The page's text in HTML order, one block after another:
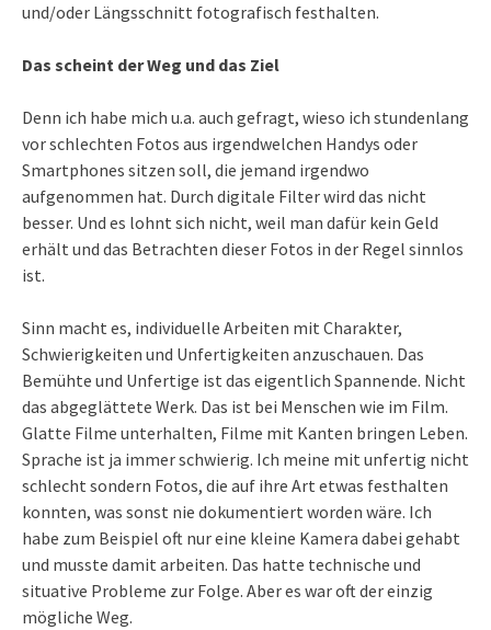
und/oder Längsschnitt fotografisch festhalten.
Das scheint der Weg und das Ziel
Denn ich habe mich u.a. auch gefragt, wieso ich stundenlang
vor schlechten Fotos aus irgendwelchen Handys oder
Smartphones sitzen soll, die jemand irgendwo
aufgenommen hat. Durch digitale Filter wird das nicht
besser. Und es lohnt sich nicht, weil man dafür kein Geld
erhält und das Betrachten dieser Fotos in der Regel sinnlos
ist.
Sinn macht es, individuelle Arbeiten mit Charakter,
Schwierigkeiten und Unfertigkeiten anzuschauen. Das
Bemühte und Unfertige ist das eigentlich Spannende. Nicht
das abgeglättete Werk. Das ist bei Menschen wie im Film.
Glatte Filme unterhalten, Filme mit Kanten bringen Leben.
Sprache ist ja immer schwierig. Ich meine mit unfertig nicht
schlecht sondern Fotos, die auf ihre Art etwas festhalten
konnten, was sonst nie dokumentiert worden wäre. Ich
habe zum Beispiel oft nur eine kleine Kamera dabei gehabt
und musste damit arbeiten. Das hatte technische und
situative Probleme zur Folge. Aber es war oft der einzig
mögliche Weg.